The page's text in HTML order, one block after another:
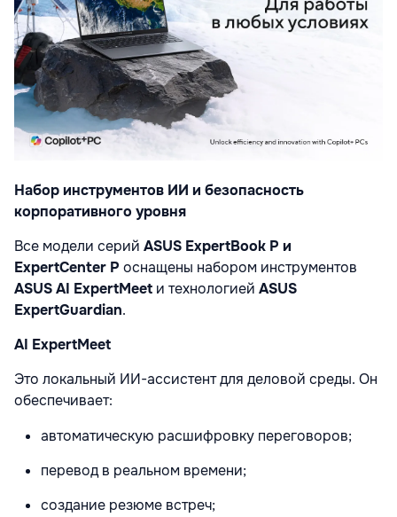
Набор инструментов ИИ и безопасность
корпоративного уровня
Все модели серий ASUS ExpertBook P и
ExpertCenter P оснащены набором инструментов
ASUS AI ExpertMeet и технологией ASUS
ExpertGuardian.
AI ExpertMeet
Это локальный ИИ-ассистент для деловой среды. Он
обеспечивает:
автоматическую расшифровку переговоров;
перевод в реальном времени;
создание резюме встреч;